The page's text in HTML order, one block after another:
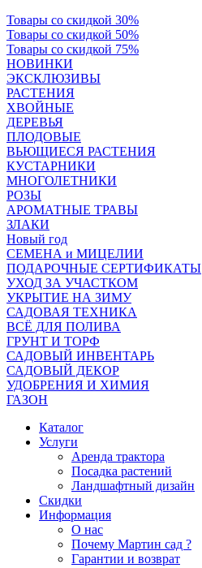
Товары со скидкой 30%
Товары со скидкой 50%
Товары со скидкой 75%
НОВИНКИ
ЭКСКЛЮЗИВЫ
РАСТЕНИЯ
ХВОЙНЫЕ
ДЕРЕВЬЯ
ПЛОДОВЫЕ
ВЬЮЩИЕСЯ РАСТЕНИЯ
КУСТАРНИКИ
МНОГОЛЕТНИКИ
РОЗЫ
АРОМАТНЫЕ ТРАВЫ
ЗЛАКИ
Новый год
СЕМЕНА и МИЦЕЛИИ
ПОДАРОЧНЫЕ СЕРТИФИКАТЫ
УХОД ЗА УЧАСТКОМ
УКРЫТИЕ НА ЗИМУ
САДОВАЯ ТЕХНИКА
ВСЁ ДЛЯ ПОЛИВА
ГРУНТ И ТОРФ
САДОВЫЙ ИНВЕНТАРЬ
САДОВЫЙ ДЕКОР
УДОБРЕНИЯ И ХИМИЯ
ГАЗОН
Каталог
Услуги
Аренда трактора
Посадка растений
Ландшафтный дизайн
Скидки
Информация
О нас
Почему Мартин сад ?
Гарантии и возврат